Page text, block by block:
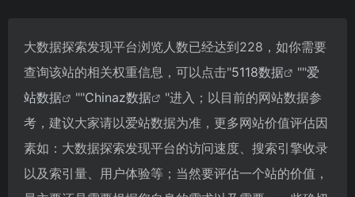
大数据探索发现平台浏览人数已经达到228，如你需要
查询该站的相关权重信息，可以点击"5118数据 ""爱
站数据
""Chinaz数据
"进入；以目前的网站数据参
考，建议大家请以爱站数据为准，更多网站价值评估因
素如：大数据探索发现平台的访问速度、搜索引擎收录
以及索引量、用户体验等；当然要评估一个站的价值，